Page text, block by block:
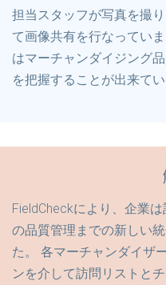
担当スタッフが写真を撮
て画像共有を行なってい
はマーチャンダイジング
を把握することが出来てい
FieldCheckにより、企業
の品質管理までの新しい
た。 各マーチャンダイザ
ンを介して訪問リストと